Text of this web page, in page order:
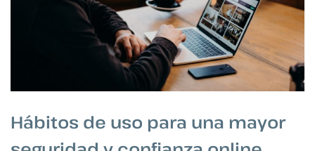
Hábitos de uso para una mayor